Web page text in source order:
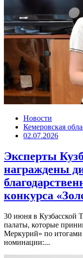
Новости
Кемеровская
02.07.2026
Эксперты
награждены
конкурса
30 июня в Кузбасской
палаты, которые
Меркурий» по итогами
номинации:...